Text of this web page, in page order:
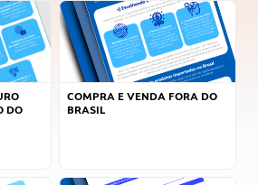
DO
COMPRA E VENDA FORA DO
BRASIL